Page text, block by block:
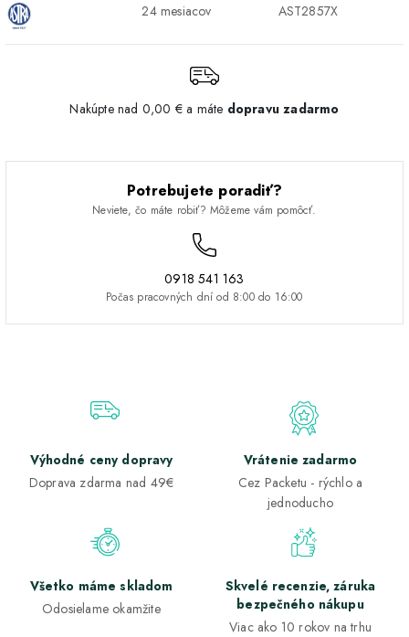
Osobný odber v Prešove Prevezmite si Vašu
objednávku osobne u nás
na adrese Ľubochnianska
1, 08001 Prešov. V
podľa Vašich potrieb.
ZDARMA
DPD - Odberné miesto
Vyberte si pre vás
a vyzdvihne si zásielku v
vyhovuje.
2,70 €
24 mesiacov
AST2857X
Nakúpte nad 0,00 € a máte dopravu zadarmo
Potrebujete poradiť?
Neviete, čo máte robiť? Môžeme vám pomôcť.
0918 541 163
Počas pracovných dní od 8:00 do 16:00
Výhodné ceny dopravy
Doprava zdarma nad 49€
Vrátenie zadarmo
Cez Packetu - rýchlo a
jednoducho
Všetko máme skladom
Odosielame okamžite
Skvelé recenzie, záruka
bezpečného nákupu
Viac ako 10 rokov na trhu